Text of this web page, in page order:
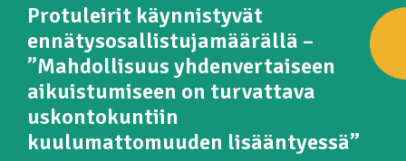
Protuleirit käynnistyvät
ennätysosallistujamäärällä –
”Mahdollisuus yhdenvertaiseen
aikuistumiseen on turvattava
uskontokuntiin
kuulumattomuuden lisääntyessä”